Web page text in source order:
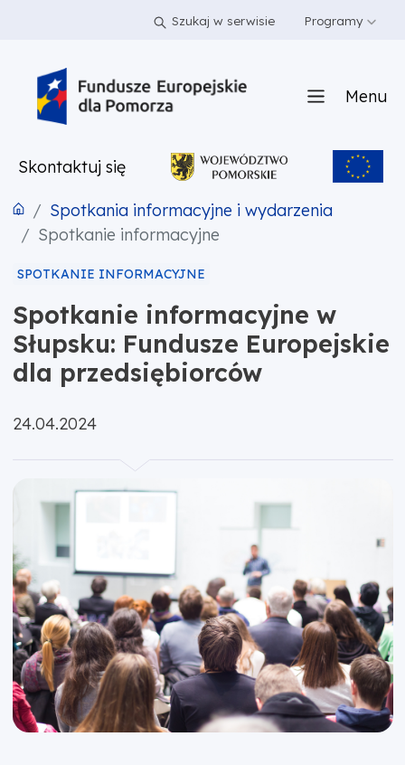
PRZEJDŹ DO TREŚCI Szukaj w serwisie Programy
Menu
Skontaktuj się
Spotkania informacyjne i wydarzenia
Spotkanie informacyjne
SPOTKANIE INFORMACYJNE
Spotkanie informacyjne w
Słupsku: Fundusze Europejskie
dla przedsiębiorców
Opublikowano:
24.04.2024